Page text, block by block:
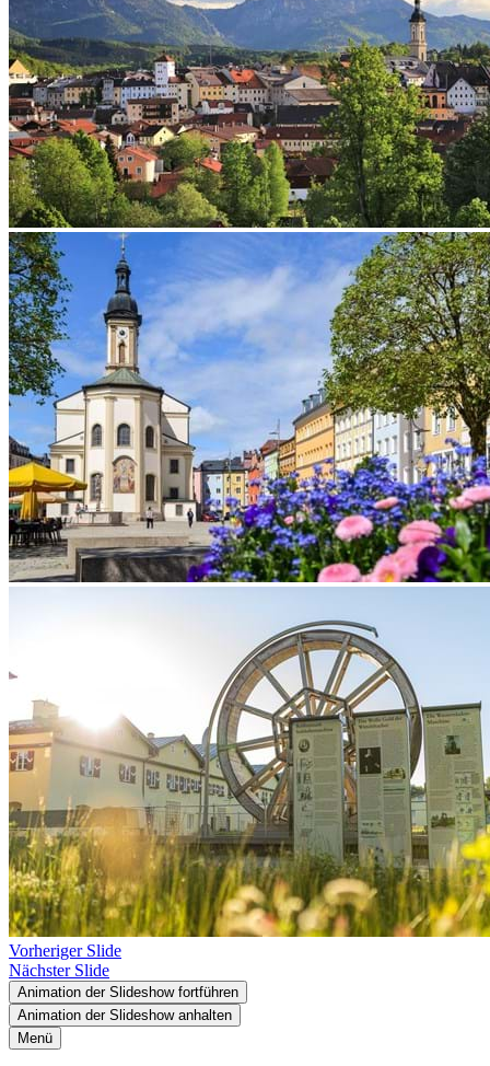
Vorheriger Slide
Nächster Slide
Animation der Slideshow fortführen
Animation der Slideshow anhalten
Menü